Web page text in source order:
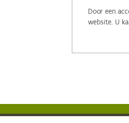
Door een
website. U